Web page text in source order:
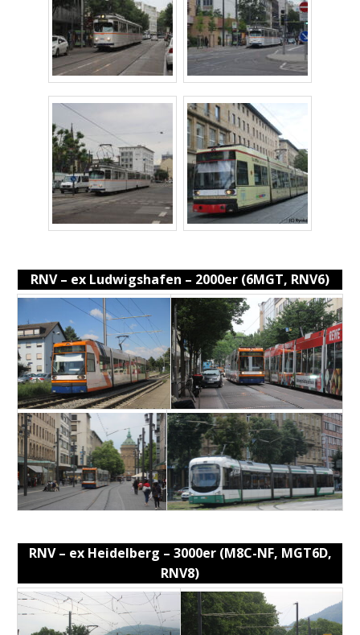
RNV – ex Ludwigshafen – 2000er (6MGT, RNV6)
RNV – ex Heidelberg – 3000er (M8C-NF, MGT6D,
RNV8)